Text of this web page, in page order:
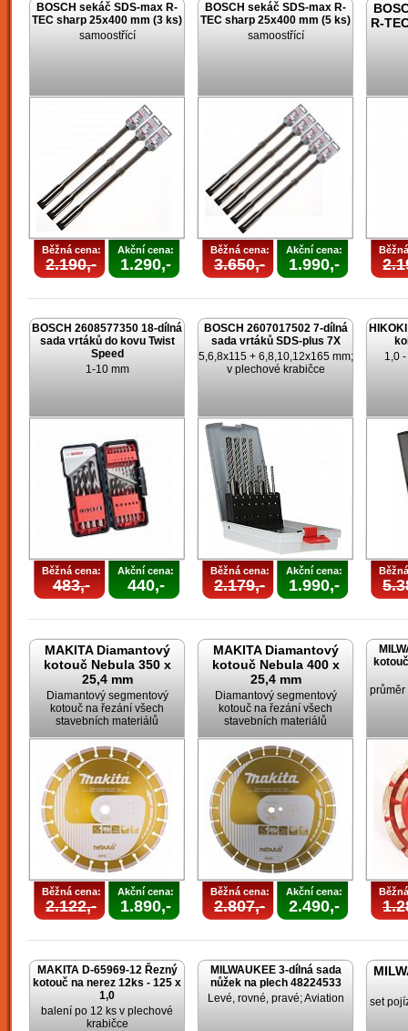
BOSCH sekáč SDS-max R-
TEC sharp 25x400 mm (3 ks)
samoostřící
Běžná cena:
2.190,-
Akční cena:
1.290,-
BOSCH sekáč SDS-max R-
TEC sharp 25x400 mm (5 ks)
samoostřící
Běžná cena:
3.650,-
Akční cena:
1.990,-
R-
BOSCH 2608577350 18-dílná
sada vrtáků do kovu Twist
Speed
1-10 mm
Běžná cena:
483,-
Akční cena:
440,-
BOSCH 2607017502 7-dílná
sada vrtáků SDS-plus 7X
5,6,8x115 + 6,8,10,12x165 mm;
v plechové krabičce
Běžná cena:
2.179,-
Akční cena:
1.990,-
1,0
MAKITA Diamantový
kotouč Nebula 350 x
25,4 mm
Diamantový segmentový
kotouč na řezání všech
stavebních materiálů
Běžná cena:
2.122,-
Akční cena:
1.890,-
MAKITA Diamantový
kotouč Nebula 400 x
25,4 mm
Diamantový segmentový
kotouč na řezání všech
stavebních materiálů
Běžná cena:
2.807,-
Akční cena:
2.490,-
průměr
MAKITA D-65969-12 Řezný
kotouč na nerez 12ks - 125 x
1,0
balení po 12 ks v plechové
krabičce
MILWAUKEE 3-dílná sada
nůžek na plech 48224533
Levé, rovné, pravé; Aviation
set